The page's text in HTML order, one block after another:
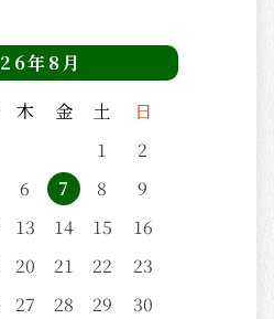
年8月
木 金 土
日
1
2
6 7 8
9
13 14 15
16
20 21 22
23
27 28 29
30